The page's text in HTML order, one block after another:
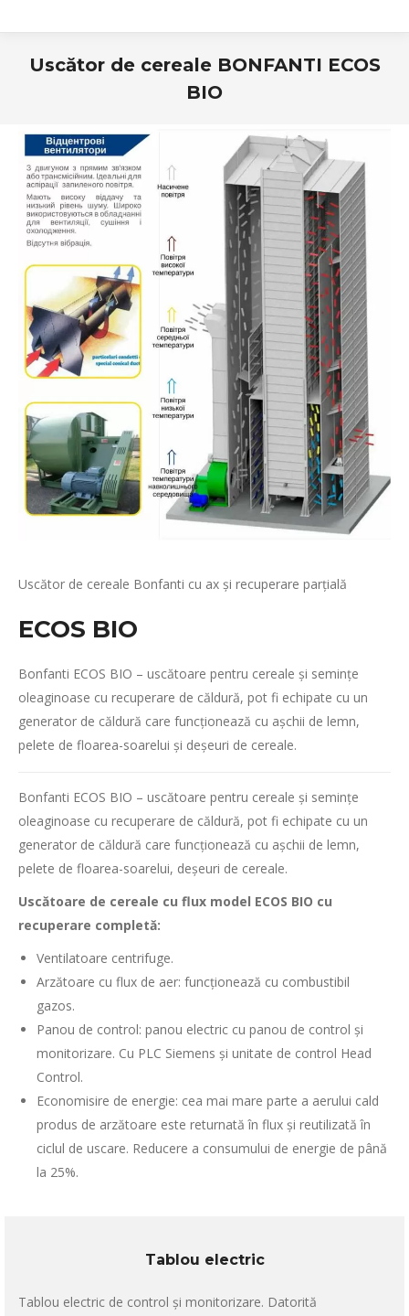
Uscător de cereale BONFANTI ECOS
BIO
Uscător de cereale Bonfanti cu ax și recuperare parțială
ECOS BIO
Bonfanti ECOS BIO – uscătoare pentru cereale și semințe
oleaginoase cu recuperare de căldură, pot fi echipate cu un
generator de căldură care funcționează cu așchii de lemn,
pelete de floarea-soarelui și deșeuri de cereale.
Bonfanti ECOS BIO – uscătoare pentru cereale și semințe
oleaginoase cu recuperare de căldură, pot fi echipate cu un
generator de căldură care funcționează cu așchii de lemn,
pelete de floarea-soarelui, deșeuri de cereale.
Uscătoare de cereale cu flux model ECOS BIO cu
recuperare completă:
Ventilatoare centrifuge.
Arzătoare cu flux de aer: funcționează cu combustibil
gazos.
Panou de control: panou electric cu panou de control și
monitorizare. Cu PLC Siemens și unitate de control Head
Control.
Economisire de energie: cea mai mare parte a aerului cald
produs de arzătoare este returnată în flux și reutilizată în
ciclul de uscare. Reducere a consumului de energie de până
la 25%.
Tablou electric
Tablou electric de control și monitorizare. Datorită